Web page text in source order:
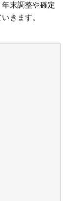
年末調整や確定
きます。